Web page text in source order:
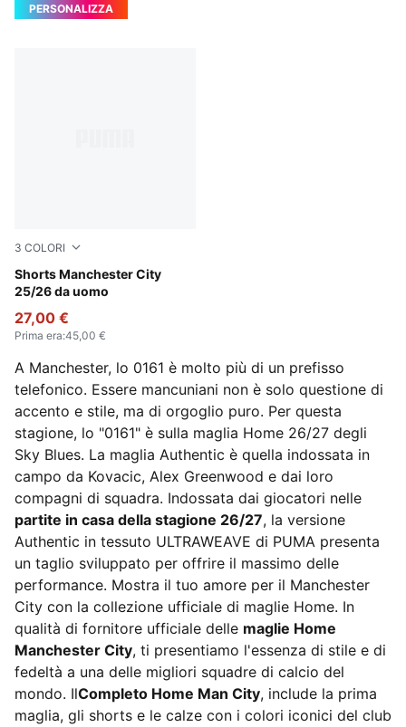
PERSONALIZZA
3 COLORI
Shorts Manchester City
25/26 da uomo
PUMA White-Team Light Blue
27,00 €
Prima era:45,00 €
A Manchester, lo 0161 è molto più di un prefisso
telefonico. Essere mancuniani non è solo questione di
accento e stile, ma di orgoglio puro. Per questa
stagione, lo "0161" è sulla maglia Home 26/27 degli
Sky Blues. La maglia Authentic è quella indossata in
campo da Kovacic, Alex Greenwood e dai loro
compagni di squadra. Indossata dai giocatori nelle
partite in casa della stagione 26/27, la versione
Authentic in tessuto ULTRAWEAVE di PUMA presenta
un taglio sviluppato per offrire il massimo delle
performance. Mostra il tuo amore per il Manchester
City con la collezione ufficiale di maglie Home. In
qualità di fornitore ufficiale delle maglie Home
Manchester City, ti presentiamo l'essenza di stile e di
fedeltà a una delle migliori squadre di calcio del
mondo. IlCompleto Home Man City, include la prima
maglia, gli shorts e le calze con i colori iconici del club